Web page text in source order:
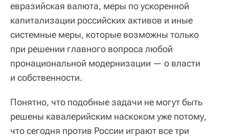
евразийская валюта, меры по ускоренной
капитализации российских активов и иные
системные меры, которые возможны только
при решении главного вопроса любой
пронациональной модернизации — о власти
и собственности.
Понятно, что подобные задачи не могут быть
решены кавалерийским наскоком уже потому,
что сегодня против России играют все три